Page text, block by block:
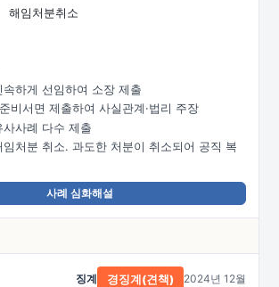
해임처분취소
하게 선임하여 소장 제출
비서면 제출하여 사실관계·법리 주장
사례 다수 제출
임처분 취소. 과도한 처분이 취소되어 공직 복
사례 심화해설
징계 경징계(견책) 2024년 12월